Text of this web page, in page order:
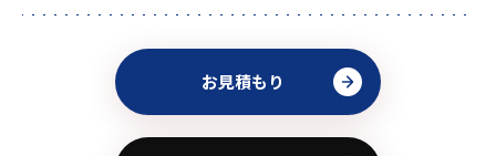
お見積もり